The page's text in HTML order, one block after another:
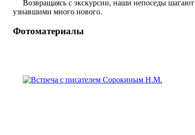
Возвращаясь с экскурсии, наши непоседы
узнавшими много нового.
Фотоматериалы